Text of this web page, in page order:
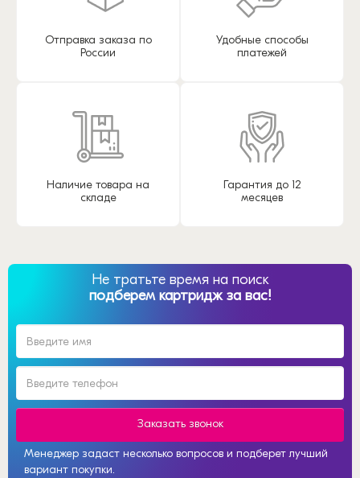
Отправка заказа по
России
Удобные способы
платежей
Наличие товара на
складе
Гарантия до 12
месяцев
Не тратьте время на поиск
подберем картридж за вас!
Заказать звонок
Менеджер задаст несколько вопросов и подберет лучший
вариант покупки.